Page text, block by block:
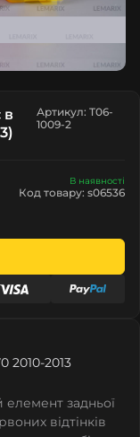
в
Артикул: T06-
1009-2
В наявності
Код товару: s06536
2010-2013
елемент задньої
відтінків